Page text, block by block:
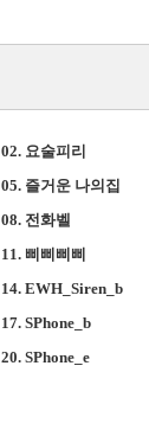
02. 요술피리
05. 즐거운 나의집
08. 전화벨
11. 삐삐삐삐
14. EWH_Siren_b
17. SPhone_b
20. SPhone_e